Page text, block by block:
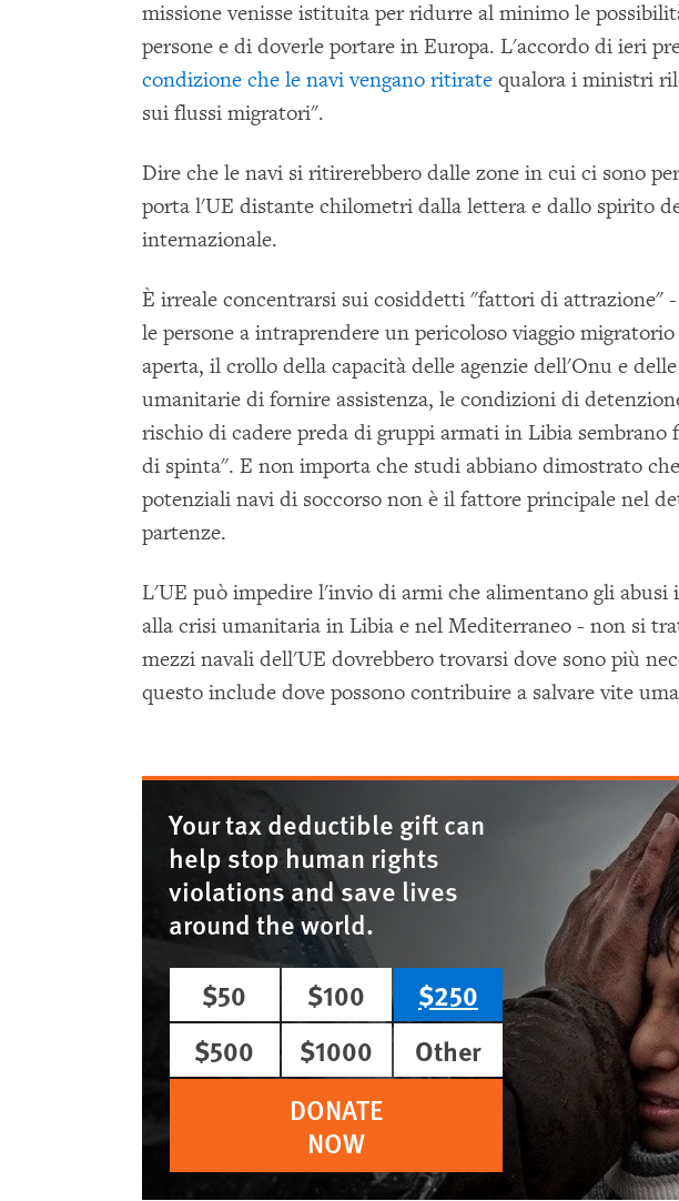
missione venisse istituita per ridurre al minimo le
persone e di doverle portare in Europa. L'accordo di ieri
condizione che le navi vengano ritirate qualora i ministri
sui flussi migratori".
Dire che le navi si ritirerebbero dalle zone in cui ci sono
porta l'UE distante chilometri dalla lettera e dallo spirito
internazionale.
È irreale concentrarsi sui cosiddetti "fattori di attrazione"
le persone a intraprendere un pericoloso viaggio
aperta, il crollo della capacità delle agenzie dell'Onu e
umanitarie di fornire assistenza, le condizioni di
rischio di cadere preda di gruppi armati in Libia
di spinta". E non importa che studi abbiano dimostrato
potenziali navi di soccorso non è il fattore principale nel
partenze.
L'UE può impedire l'invio di armi che alimentano gli abusi
alla crisi umanitaria in Libia e nel Mediterraneo - non si
mezzi navali dell'UE dovrebbero trovarsi dove sono più
questo include dove possono contribuire a salvare vite
Your tax deductible gift can
help stop human rights
violations and save lives
around the world.
$50
$100
$250
$500
$1000
Other
DONATE
NOW